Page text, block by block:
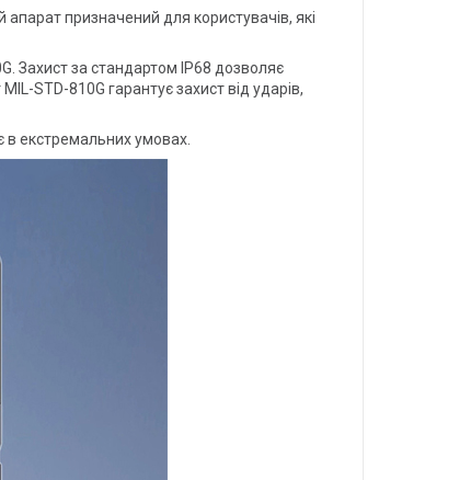
призначений для користувачів, які
Захист за стандартом IP68 дозволяє
STD-810G гарантує захист від ударів,
в екстремальних умовах.